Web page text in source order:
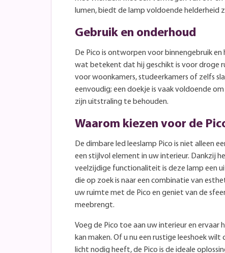
lumen, biedt de lamp voldoende
Gebruik en onderhoud
De Pico is ontworpen voor binnengebruik en
wat betekent dat hij geschikt is voor droge
voor woonkamers, studeerkamers of zelfs
eenvoudig; een doekje is vaak voldoende
zijn uitstraling te behouden.
Waarom kiezen voor de
De dimbare led leeslamp Pico is niet alleen
een stijlvol element in uw interieur. Dankzij
veelzijdige functionaliteit is deze lamp een
die op zoek is naar een combinatie van
uw ruimte met de Pico en geniet van de
meebrengt.
Voeg de Pico toe aan uw interieur en ervaar
kan maken. Of u nu een rustige leeshoek
licht nodig heeft, de Pico is de ideale